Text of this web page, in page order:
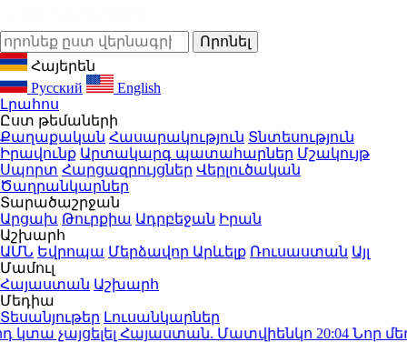
Հայերեն
Русский
English
Լրահոս
Ըստ թեմաների
Քաղաքական Հասարակություն Տնտեսություն
Իրավունք Արտակարգ պատահարներ Մշակույթ
Սպորտ Հարցազրույցներ Վերլուծական
Ծաղրանկարներ
Տարածաշրջան
Արցախ Թուրքիա Ադրբեջան Իրան
Աշխարհ
ԱՄՆ Եվրոպա Մերձավոր Արևելք Ռուսաստան Այլ
Մամուլ
Հայաստան Աշխարհ
Մեդիա
Տեսանյութեր Լուսանկարներ
չայցելել Հայաստան. Մատվիենկո20:04Նոր